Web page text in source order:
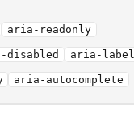
aria-readonly
disabled aria-label
aria-autocomplete